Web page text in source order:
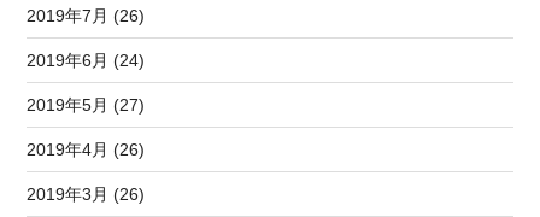
2019年7月 (26)
2019年6月 (24)
2019年5月 (27)
2019年4月 (26)
2019年3月 (26)